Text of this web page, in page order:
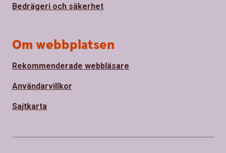
Bedrägeri och säkerhet
Om webbplatsen
Rekommenderade webbläsare
Användarvillkor
Sajtkarta